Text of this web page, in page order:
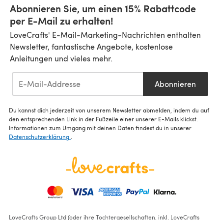
Abonnieren Sie, um einen 15% Rabattcode
per E-Mail zu erhalten!
LoveCrafts' E-Mail-Marketing-Nachrichten enthalten
Newsletter, fantastische Angebote, kostenlose
Anleitungen und vieles mehr.
Abonnieren
Du kannst dich jederzeit von unserem Newsletter abmelden, indem du auf
den entsprechenden Link in der Fußzeile einer unserer E-Mails klickst.
Informationen zum Umgang mit deinen Daten findest du in unserer
Datenschutzerklärung
LoveCrafts Group Ltd (oder ihre Tochtergesellschaften, inkl. LoveCrafts